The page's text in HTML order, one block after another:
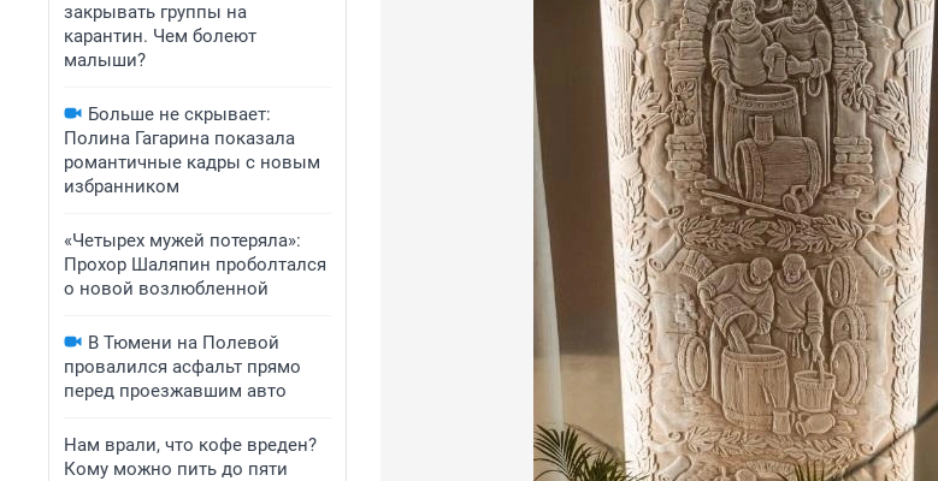
закрывать группы на
карантин. Чем болеют
малыши?
Больше не скрывает:
Полина Гагарина показала
романтичные кадры с новым
избранником
«Четырех мужей потеряла»:
Прохор Шаляпин проболтался
о новой возлюбленной
В Тюмени на Полевой
провалился асфальт прямо
перед проезжавшим авто
Нам врали, что кофе вреден?
Кому можно пить до пяти